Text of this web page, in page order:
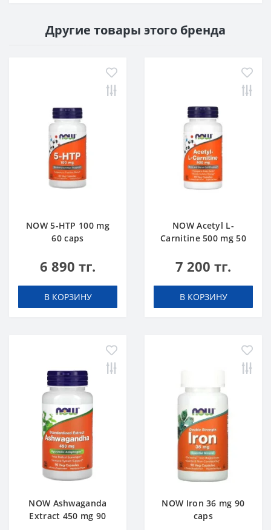
Другие товары этого бренда
NOW 5-HTP 100 mg
60 caps
6 890 тг.
В КОРЗИНУ
NOW Acetyl L-
Carnitine 500 mg 50
7 200 тг.
В КОРЗИНУ
NOW Ashwaganda
Extract 450 mg 90
NOW Iron 36 mg 90
caps